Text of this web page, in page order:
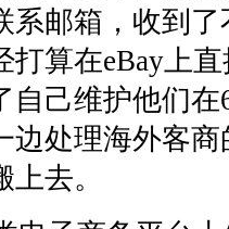
系邮箱，收到
打算在eBay上
自己维护他们在
边处理海外客
去。